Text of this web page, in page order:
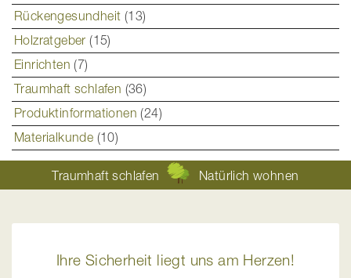
Rückengesundheit (13)
Holzratgeber(15)
Einrichten(7)
Traumhaft schlafen (36)
Produktinformationen(24)
Materialkunde (10)
Traumhaft schlafen Natürlich wohnen
Ihre Sicherheit liegt uns am Herzen!